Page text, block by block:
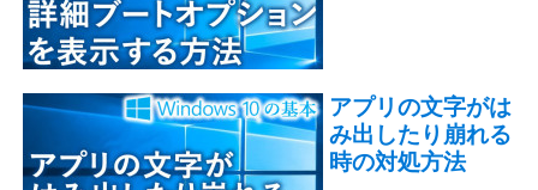
アプリの文字がは
み出したり崩れる
時の対処方法